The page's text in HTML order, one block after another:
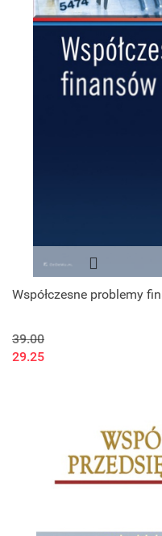
Współczesne problemy
39.00
29.25